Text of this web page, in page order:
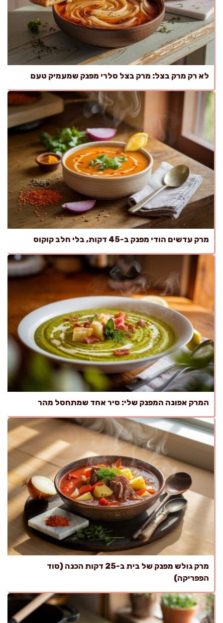
לא רק מרק בצל: מרק בצל סלרי מפנק שמעמיק טעם
מרק עדשים הודי מפנק ב-45 דקות, בלי חלב קוקוס
המרק אפונה המפנק שלי: סיר אחד שמתחסל מהר
מרק גולש מפנק של בית ב-25 דקות הכנה (סוד
הפפריקה)